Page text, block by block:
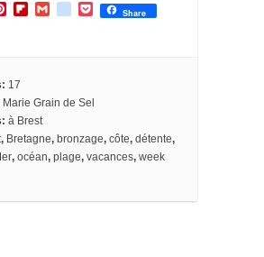
P
r
e
s
t
F
a
r
d
b
o
k
m
P
o
Share
17
Marie Grain de Sel
à Brest
, Bretagne, bronzage, côte, détente,
, océan, plage, vacances, week